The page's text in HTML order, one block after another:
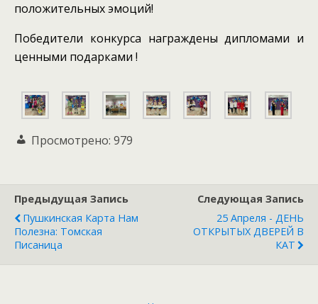
положительных эмоций!
Победители конкурса награждены дипломами и
ценными подарками !
Просмотрено: 979
Предыдущая Запись
Пушкинская Карта Нам
Полезна: Томская
Писаница
Следующая Запись
25 Апреля - ДЕНЬ
ОТКРЫТЫХ ДВЕРЕЙ В
КАТ